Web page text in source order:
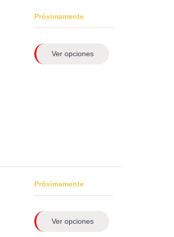
Próximamente
Ver opciones
Próximamente
Ver opciones